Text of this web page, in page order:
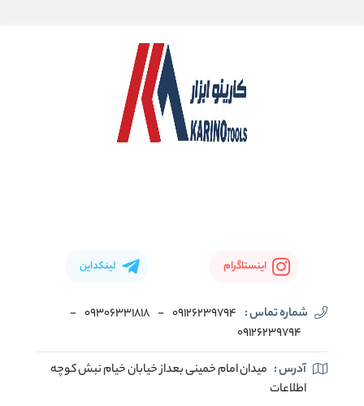
اینستاگرام لینکداین
شماره تماس : 09126239794
-
09306331818
-
09126239794
آدرس : میدان امام خمینی بعداز خیابان خیام نبش کوچه
اطلاعات